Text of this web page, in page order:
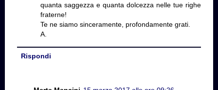
quanta saggezza e quanta dolcezza nelle tue righe
fraterne!
Te ne siamo sinceramente, profondamente grati.
A.
Rispondi